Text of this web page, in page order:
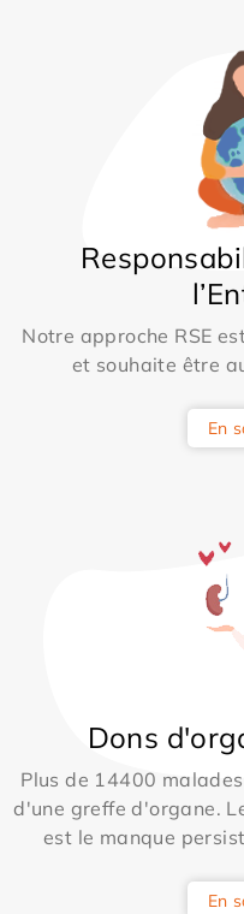
Notre approche RSE
et souhaite être
En
Dons
Plus de 14400
d'une greffe d'organe.
est le manque
En